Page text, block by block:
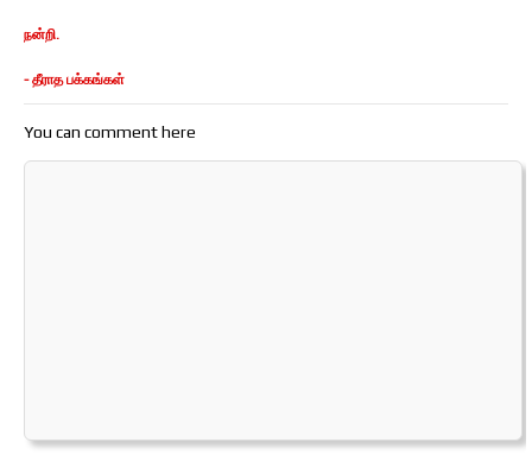
நன்றி.
- தீராத பக்கங்கள்
You can comment here